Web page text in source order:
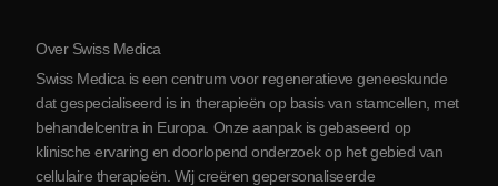
Over Servië
Partnerschap
Contact opnemen
Over Swiss Medica
Swiss Medica is een centrum voor regeneratieve geneeskunde
dat gespecialiseerd is in therapieën op basis van stamcellen, met
behandelcentra in Europa. Onze aanpak is gebaseerd op
klinische ervaring en doorlopend onderzoek op het gebied van
cellulaire therapieën. Wij creëren gepersonaliseerde